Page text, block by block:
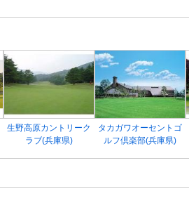
生野高原カントリーク
ラブ(兵庫県)
タカガワオーセントゴ
ルフ倶楽部(兵庫県)